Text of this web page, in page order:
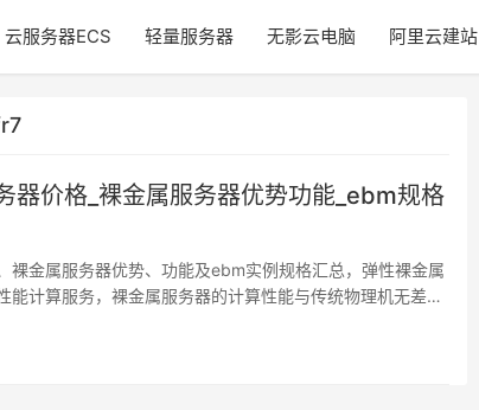
云服务器ECS 轻量服务器 无影云电脑 阿里云建站
器价格_裸金属服务器优势功能_ebm规格
裸金属服务器优势、功能及ebm实例规格汇总，弹性裸金属
能计算服务，裸金属服务器的计算性能与传统物理机无差